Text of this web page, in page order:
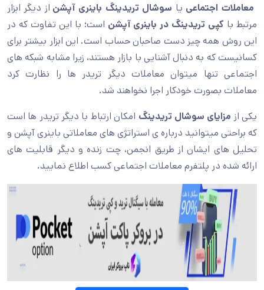
معاملات اجتماعی یا سوشال تریدینگ باینری آپشن از دیگر ابزار
مرتبط با کپی تریدینگ در باینری آپشن است؛ با این تفاوت که در
این روش همه چیز دست صاحبان حساب است. این ابزار بیشتر برای
کسانیست که به دنبال آشنایی با بازار هستند، زیرا مشابه شبکه های
اجتماعی تنها میتوان معاملات دیگر تریدر ها را نظارت کرد
معاملات بصورت خودکار اجرا نخواهند شد.
یکی از مزایای سوشال تریدینگ امکان ارتباط با دیگر تریدر ها است
که براحتی میتوانید درباره ی استراتژی های معاملاتی باینری آپشن و
تحلیل های ایشان از طریق انجمن‌، چت زنده و دیگر قابلیت های
ارائه شده در پلتفرم معاملات اجتماعی کسب اطلاع نمایید.